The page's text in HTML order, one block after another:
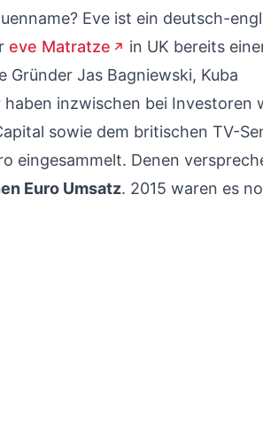
Eve ist ein deutsch-
eve Matratze
in UK bereits
Gründer Jas Bagniewski, Kuba
inzwischen bei Investoren
sowie dem britischen TV-
eingesammelt. Denen
Euro Umsatz. 2015 waren es